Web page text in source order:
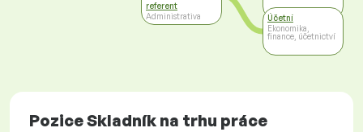
referent
Administrativa
Účetní
Ekonomika,
finance, účetnictví
Pozice Skladník na trhu práce